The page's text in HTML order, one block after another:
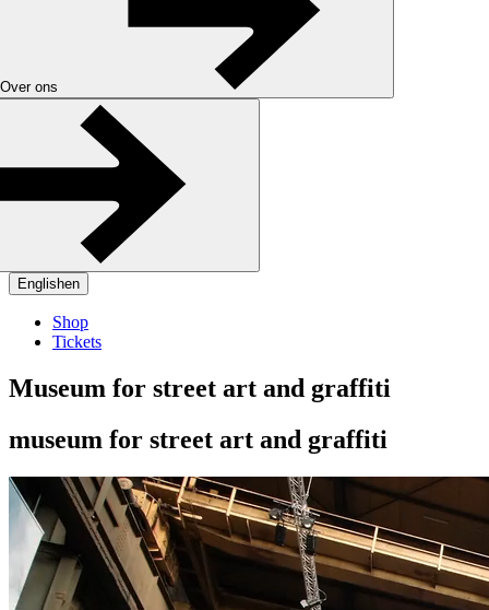
Over ons
Englishen
Shop
Tickets
Museum for street art and graffiti
museum for street art and graffiti